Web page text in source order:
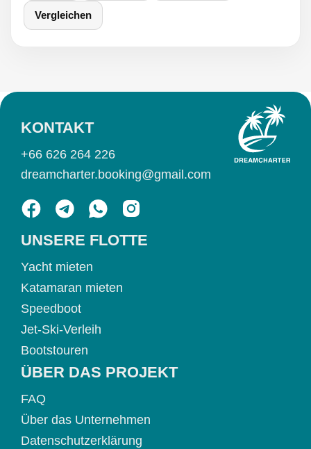
Vergleichen
UNSERE FLOTTE
Yacht mieten
Katamaran mieten
Speedboot
Jet-Ski-Verleih
Bootstouren
ÜBER DAS PROJEKT
FAQ
Über das Unternehmen
Datenschutzerklärung
KONTAKT
+66 626 264 226
dreamcharter.booking@gmail.com